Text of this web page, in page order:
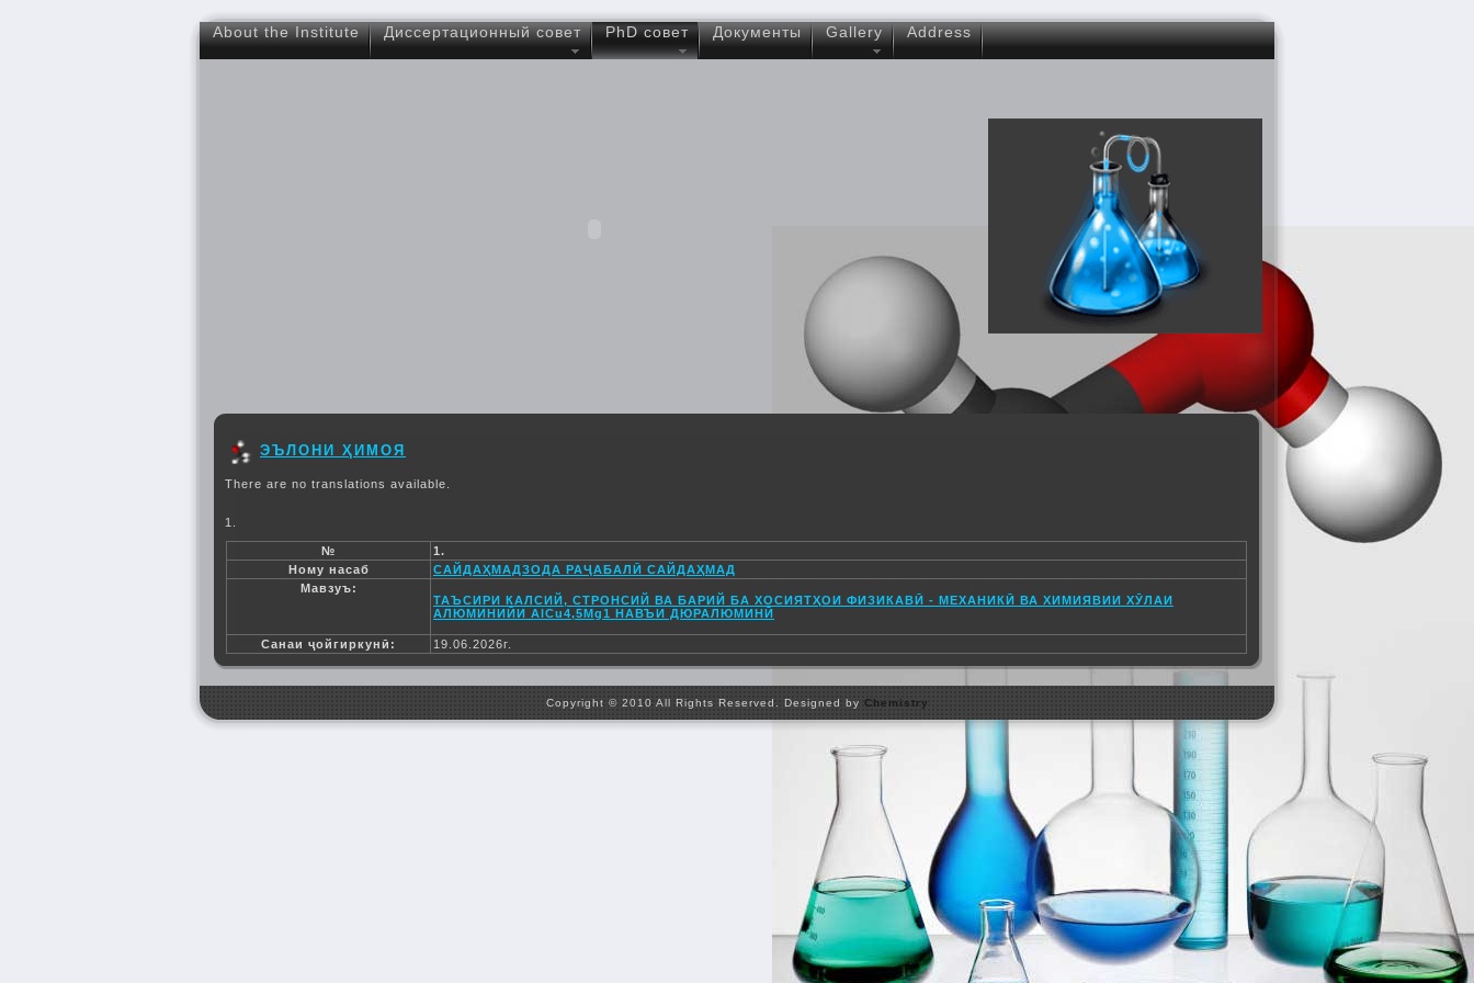
About the Institute Диссертационный совет PhD совет Документы Gallery Address
ЭЪЛОНИ ҲИМОЯ
There are no translations available.
1.
№
1.
Ному насаб
САЙДАҲМАДЗОДА РАҶАБАЛӢ САЙДАҲМАД
Мавзуъ:
ТАЪСИРИ КАЛСИЙ, СТРОНСИЙ ВА БАРИЙ БА ХОСИЯТҲОИ ФИЗИКАВӢ - МЕХАНИКӢ ВА ХИМИЯВИИ ХӮЛАИ
АЛЮМИНИЙИ AlCu4,5Mg1 НАВЪИ ДЮРАЛЮМИНӢ
Санаи ҷойгиркунӣ: 19.06.2026г.
Copyright © 2010 All Rights Reserved. Designed by Chemistry